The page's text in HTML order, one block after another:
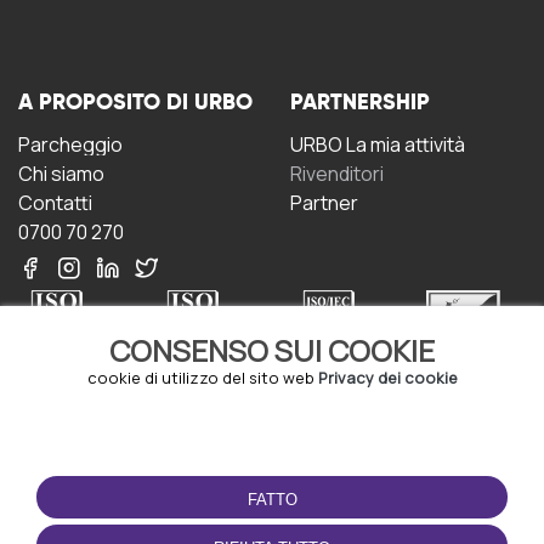
CONSENSO SUI COOKIE
cookie di utilizzo del sito web Privacy dei cookie
FATTO
A PROPOSITO DI URBO
Parcheggio
Chi siamo
Contatti
0700 70 270
PARTNERSHIP
URBO La mia attività
Rivenditori
Partner
Termini e Condizioni
Politica sulla riservatezza